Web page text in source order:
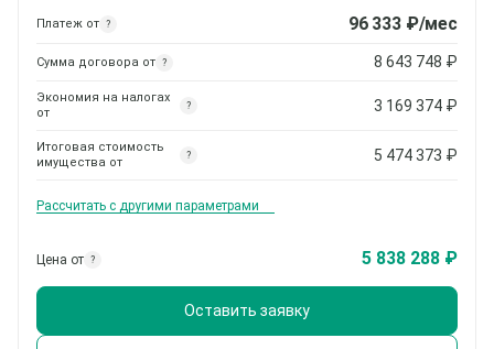
Платеж от ? 96 333₽/мес
Сумма договора от ? 8 643 748 ₽
Экономия на налогах
от
? 3 169 374 ₽
Итоговая стоимость
имущества от
? 5 474 373 ₽
Рассчитать с другими параметрами
Цена от ? 5 838 288 ₽
Оставить заявку